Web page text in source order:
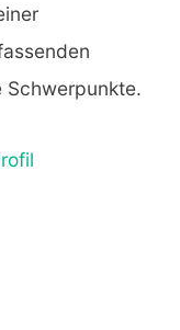
Schwerpunkte.